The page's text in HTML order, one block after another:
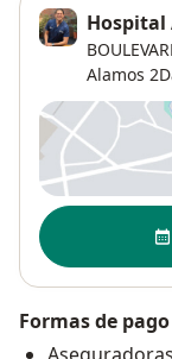
Hospital
Alamos
Disponibilidad
Formas de